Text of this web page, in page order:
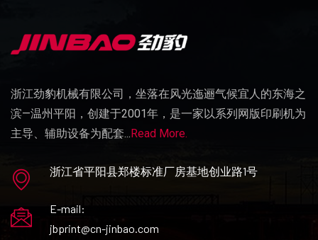
浙江劲豹机械有限公司，坐落在风光迤逦气候宜人的东海之
滨—温州平阳，创建于2001年，是一家以系列网版印刷机为
主导、辅助设备为配套...Read More.
浙江省平阳县郑楼标准厂房基地创业路1号
E-mail:
jbprint@cn-jinbao.com